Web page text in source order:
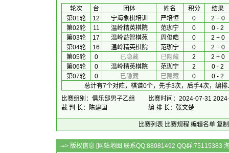
轮次 台 团体 姓名 积分
结果
第01轮
12 宁海象棋培训 严培恒 0
2 + 0
第02轮
11 温岭精英棋院 范珈宁 0
0 - 2
第03轮
17 温岭益智棋苑 周俊皓 0
2 + 0
第04轮
16 温岭精英棋院 范珈宁 0
2 + 0
第05轮
0 已隐藏 已隐藏 2
2 + 0
第06轮
0 温岭精英棋院 范珈宁 2
0 - 2
第07轮
0 已隐藏 已隐藏 0
0 - 2
总计有7个对阵，棋谱0个，先手3次，后手4次，编
比赛组别：俱乐部男子乙组
比赛时间：2024-07-31
裁 判 长：陈建国
编 排 长：张文楚
比赛列表 比赛规程 编辑名单 复
-=> 版权信息 [网站地图 联系QQ:88081492 QQ群:75115383